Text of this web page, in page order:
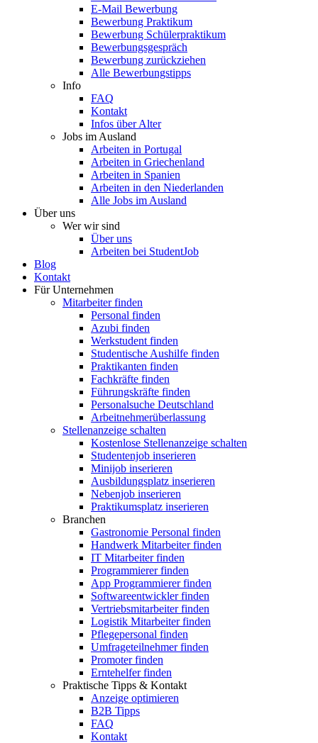
E-Mail Bewerbung
Bewerbung Praktikum
Bewerbung Schülerpraktikum
Bewerbungsgespräch
Bewerbung zurückziehen
Alle Bewerbungstipps
Info
FAQ
Kontakt
Infos über Alter
Jobs im Ausland
Arbeiten in Portugal
Arbeiten in Griechenland
Arbeiten in Spanien
Arbeiten in den Niederlanden
Alle Jobs im Ausland
Über uns
Wer wir sind
Über uns
Arbeiten bei StudentJob
Blog
Kontakt
Für Unternehmen
Mitarbeiter finden
Personal finden
Azubi finden
Werkstudent finden
Studentische Aushilfe finden
Praktikanten finden
Fachkräfte finden
Führungskräfte finden
Personalsuche Deutschland
Arbeitnehmerüberlassung
Stellenanzeige schalten
Kostenlose Stellenanzeige schalten
Studentenjob inserieren
Minijob inserieren
Ausbildungsplatz inserieren
Nebenjob inserieren
Praktikumsplatz inserieren
Branchen
Gastronomie Personal finden
Handwerk Mitarbeiter finden
IT Mitarbeiter finden
Programmierer finden
App Programmierer finden
Softwareentwickler finden
Vertriebsmitarbeiter finden
Logistik Mitarbeiter finden
Pflegepersonal finden
Umfrageteilnehmer finden
Promoter finden
Erntehelfer finden
Praktische Tipps & Kontakt
Anzeige optimieren
B2B Tipps
FAQ
Kontakt